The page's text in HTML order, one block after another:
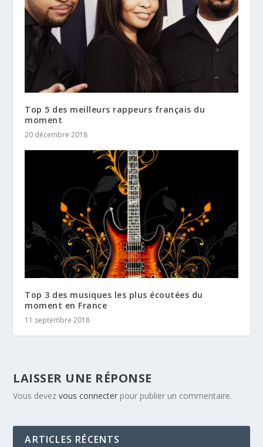
Top 5 des meilleurs rappeurs français du
moment
20 décembre 2018
Top 3 des musiques les plus écoutées du
moment en France
11 septembre 2018
LAISSER UNE RÉPONSE
Vous devezvous connecter pour publier un commentaire.
ARTICLES RÉCENTS